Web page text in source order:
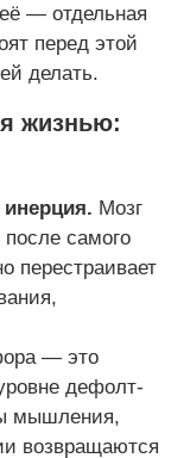
— отдельная
перед этой
делать.
жизнью:
Мозг
самого
перестраивает
— это
дефолт-
мышления,
возвращаются